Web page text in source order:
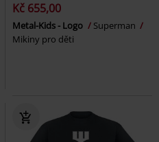
Kč 655,00
Metal-Kids - Logo
Superman
Mikiny pro děti